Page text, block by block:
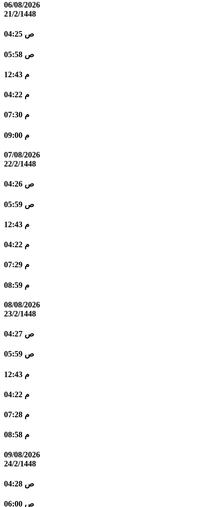
06/08/2026
21/2/1448
04:25 ص
05:58 ص
12:43 م
04:22 م
07:30 م
09:00 م
07/08/2026
22/2/1448
04:26 ص
05:59 ص
12:43 م
04:22 م
07:29 م
08:59 م
08/08/2026
23/2/1448
04:27 ص
05:59 ص
12:43 م
04:22 م
07:28 م
08:58 م
09/08/2026
24/2/1448
04:28 ص
06:00 ص